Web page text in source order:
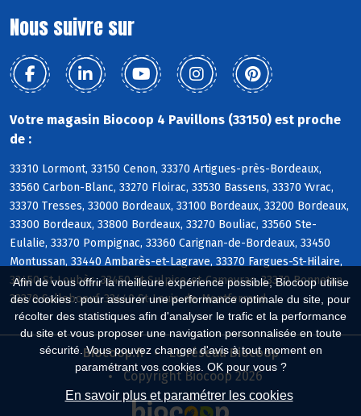
Afin de vous offrir la meilleure expérience possible, Biocoop utilise
des cookies : pour assurer une performance optimale du site, pour
récolter des statistiques afin d'analyser le trafic et la performance
du site et vous proposer une navigation personnalisée en toute
sécurité. Vous pouvez changer d'avis à tout moment en
paramétrant vos cookies. OK pour vous ?
En savoir plus et paramétrer les cookies
Nous suivre sur
Votre magasin Biocoop 4 Pavillons (33150) est proche
de :
33310 Lormont, 33150 Cenon, 33370 Artigues-près-Bordeaux,
33560 Carbon-Blanc, 33270 Floirac, 33530 Bassens, 33370 Yvrac,
33370 Tresses, 33000 Bordeaux, 33100 Bordeaux, 33200 Bordeaux,
33300 Bordeaux, 33800 Bordeaux, 33270 Bouliac, 33560 Ste-
Eulalie, 33370 Pompignac, 33360 Carignan-de-Bordeaux, 33450
Montussan, 33440 Ambarès-et-Lagrave, 33370 Fargues-St-Hilaire,
33450 St-Loubès, 33450 St-Sulpice-et-Cameyrac, 33370 Bonnetan,
33370 Salleboeuf, 33440 St-Louis-de-Montferrand
Biocoop.fr
Le réseau Biocoop
Copyright Biocoop 2026